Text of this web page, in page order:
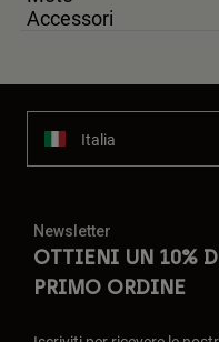
Accessori
Italia
Newsletter
OTTIENI UN 10%
PRIMO ORDINE